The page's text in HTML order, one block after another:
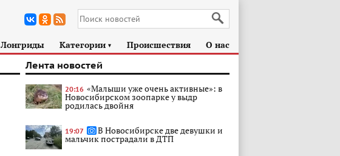
Лонгриды Категории ► Происшествия О нас
Лента новостей
20:16 «Малыши уже очень активные»: в
Новосибирском зоопарке у выдр
родилась двойня
19:07 В Новосибирске две девушки и
мальчик пострадали в ДТП